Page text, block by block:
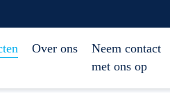
Over ons
Neem contact
met ons op